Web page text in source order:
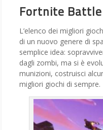
Fortnite Battle
L’elenco dei migliori
di un nuovo genere di
semplice idea:
dagli zombi, ma si è
munizioni, costruisci
migliori giochi di sempre.